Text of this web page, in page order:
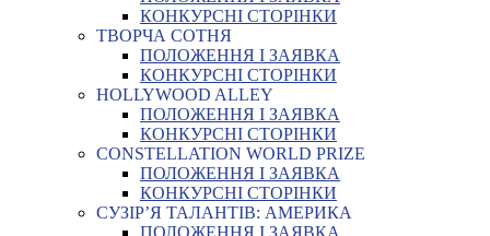
КОНКУРСНІ СТОРІНКИ
ТВОРЧА СОТНЯ
ПОЛОЖЕННЯ І ЗАЯВКА
КОНКУРСНІ СТОРІНКИ
HOLLYWOOD ALLEY
ПОЛОЖЕННЯ І ЗАЯВКА
КОНКУРСНІ СТОРІНКИ
CONSTELLATION WORLD PRIZE
ПОЛОЖЕННЯ І ЗАЯВКА
КОНКУРСНІ СТОРІНКИ
СУЗІР’Я ТАЛАНТІВ: АМЕРИКА
ПОЛОЖЕННЯ І ЗАЯВКА